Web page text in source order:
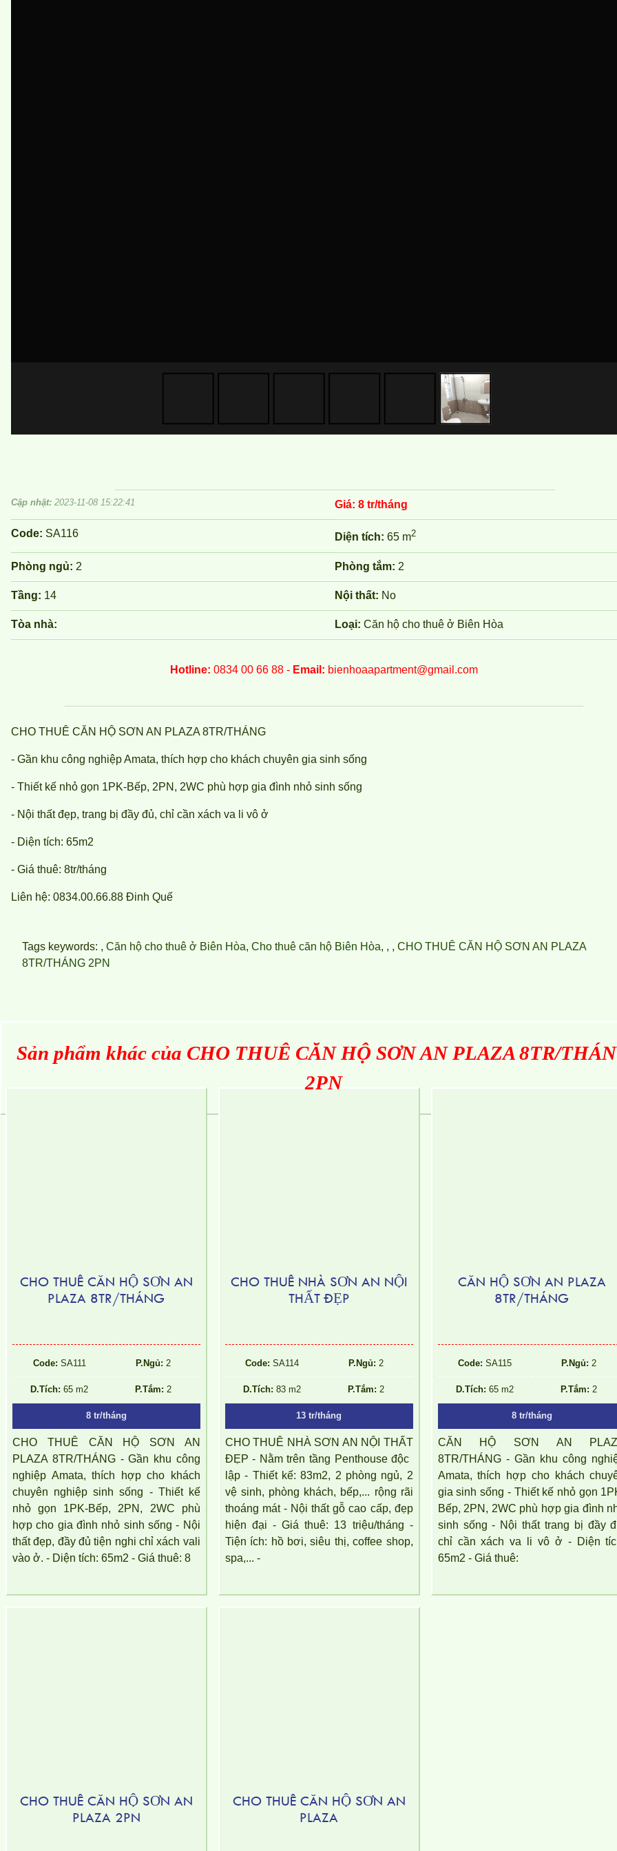
Cập nhật: 2023-11-08 15:22:41 Giá: 8 tr/tháng
Code: SA116 Diện tích: 65 m2
Phòng ngủ: 2 Phòng tắm: 2
Tầng: 14 Nội thất: No
Tòa nhà: Loại: Căn hộ cho thuê ở Biên Hòa
Hotline: 0834 00 66 88 - Email: bienhoaapartment@gmail.com
CHO THUÊ CĂN HỘ SƠN AN PLAZA 8TR/THÁNG
- Gần khu công nghiệp Amata, thích hợp cho khách chuyên gia sinh sống
- Thiết kế nhỏ gọn 1PK-Bếp, 2PN, 2WC phù hợp gia đình nhỏ sinh sống
- Nội thất đẹp, trang bị đầy đủ, chỉ cần xách va li vô ở
- Diện tích: 65m2
- Giá thuê: 8tr/tháng
Liên hệ: 0834.00.66.88 Đinh Quế
Tags keywords: , Căn hộ cho thuê ở Biên Hòa, Cho thuê căn hộ Biên Hòa, , , CHO THUÊ CĂN HỘ SƠN AN PLAZA
8TR/THÁNG 2PN
Sản phẩm khác của CHO THUÊ CĂN HỘ SƠN AN PLAZA 8TR/
2PN
CHO THUÊ CĂN HỘ SƠN AN
PLAZA 8TR/THÁNG
Code: SA111 P.Ngủ: 2
D.Tích: 65 m2 P.Tắm: 2
8 tr/tháng
CHO THUÊ CĂN HỘ SƠN AN
PLAZA 8TR/THÁNG - Gần khu công
nghiệp Amata, thích hợp cho khách
chuyên nghiệp sinh sống - Thiết kế
nhỏ gọn 1PK-Bếp, 2PN, 2WC phù
hợp cho gia đình nhỏ sinh sống - Nội
thất đẹp, đầy đủ tiện nghi chỉ xách vali
vào ở. - Diện tích: 65m2 - Giá thuê: 8
CHO THUÊ NHÀ SƠN AN NỘI
THẤT ĐẸP
Code: SA114 P.Ngủ: 2
D.Tích: 83 m2 P.Tắm: 2
13 tr/tháng
CHO THUÊ NHÀ SƠN AN NỘI THẤT
ĐẸP - Nằm trên tầng Penthouse độc ​​
lập - Thiết kế: 83m2, 2 phòng ngủ, 2
vệ sinh, phòng khách, bếp,... rộng rãi
thoáng mát - Nội thất gỗ cao cấp, đẹp
hiện đại - Giá thuê: 13 triệu/tháng -
Tiện ích: hồ bơi, siêu thị, coffee shop,
spa,... -
CĂN HỘ SƠN AN PLAZA
8TR/THÁNG
Code: SA115 P.Ngủ: 2
D.Tích: 65 m2 P.Tắm: 2
8 tr/tháng
CĂN HỘ SƠN AN
8TR/THÁNG - Gần khu công
Amata, thích hợp cho khách
gia sinh sống - Thiết kế nhỏ gọn
Bếp, 2PN, 2WC phù hợp gia đình
sinh sống - Nội thất trang bị đầy
chỉ cần xách va li vô ở - Diện
65m2 - Giá thuê:
CHO THUÊ CĂN HỘ SƠN AN
PLAZA 2PN
CHO THUÊ CĂN HỘ SƠN AN
PLAZA